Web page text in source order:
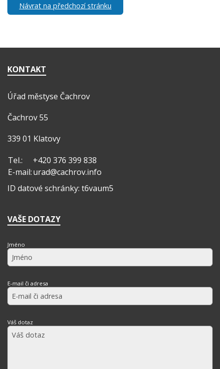
Návrat na předchozí stránku
KONTAKT
Úřad městyse Čachrov
Čachrov 55
339 01 Klatovy
Tel.:
+420 376 399 838
E-mail:urad@cachrov.info
ID datové schránky: t6vaum5
VAŠE DOTAZY
Jméno
E-mail či adresa
Váš dotaz